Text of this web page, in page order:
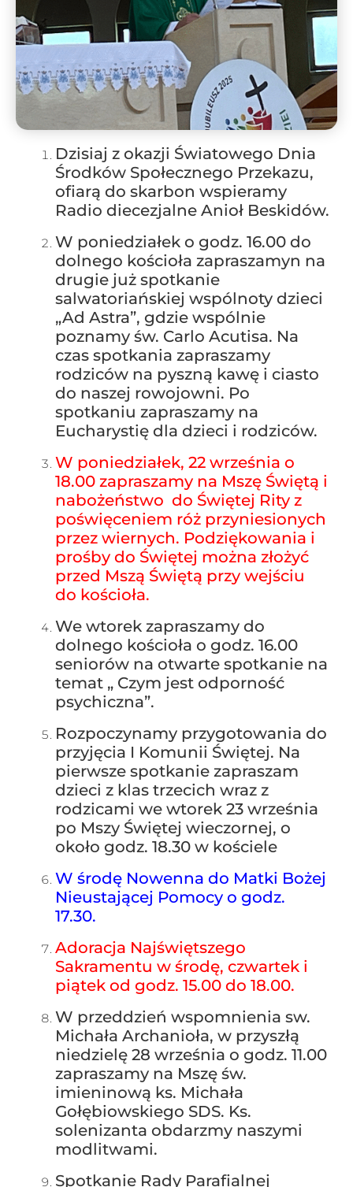
Dzisiaj z okazji Światowego Dnia
Środków Społecznego Przekazu,
ofiarą do skarbon wspieramy
Radio diecezjalne Anioł Beskidów.
W poniedziałek o godz. 16.00 do
dolnego kościoła zapraszamyn na
drugie już spotkanie
salwatoriańskiej wspólnoty dzieci
„Ad Astra”, gdzie wspólnie
poznamy św. Carlo Acutisa. Na
czas spotkania zapraszamy
rodziców na pyszną kawę i ciasto
do naszej rowojowni. Po
spotkaniu zapraszamy na
Eucharystię dla dzieci i rodziców.
W poniedziałek, 22 września o
18.00 zapraszamy na Mszę Świętą i
nabożeństwo do Świętej Rity z
poświęceniem róż przyniesionych
przez wiernych. Podziękowania i
prośby do Świętej można złożyć
przed Mszą Świętą przy wejściu
do kościoła.
We wtorek zapraszamy do
dolnego kościoła o godz. 16.00
seniorów na otwarte spotkanie na
temat „ Czym jest odporność
psychiczna”.
Rozpoczynamy przygotowania do
przyjęcia I Komunii Świętej. Na
pierwsze spotkanie zapraszam
dzieci z klas trzecich wraz z
rodzicami we wtorek 23 września
po Mszy Świętej wieczornej, o
około godz. 18.30 w kościele
W środę Nowenna do Matki Bożej
Nieustającej Pomocy o godz.
17.30.
Adoracja Najświętszego
Sakramentu w środę, czwartek i
piątek od godz. 15.00 do 18.00.
W przeddzień wspomnienia sw.
Michała Archanioła, w przyszłą
niedzielę 28 września o godz. 11.00
zapraszamy na Mszę św.
imieninową ks. Michała
Gołębiowskiego SDS. Ks.
solenizanta obdarzmy naszymi
modlitwami.
Spotkanie Rady Parafialnej